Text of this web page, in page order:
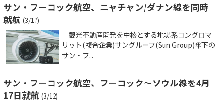
サン・フーコック航空、ニャチャン/ダナン線を同時
就航 (3/17)
観光不動産開発を中核とする地場系コングロマ
リット(複合企業)サングループ(Sun Group)傘下の
サン・フ...
サン・フーコック航空、フーコック～ソウル線を4月
17日就航 (3/12)